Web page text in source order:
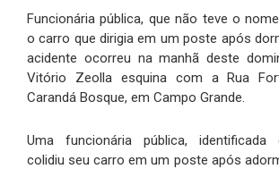
Funcionária pública, que não teve o
o carro que dirigia em um poste após
acidente ocorreu na manhã deste
Vitório Zeolla esquina com a Rua
Carandá Bosque, em Campo Grande.
Uma funcionária pública, identificada
colidiu seu carro em um poste após